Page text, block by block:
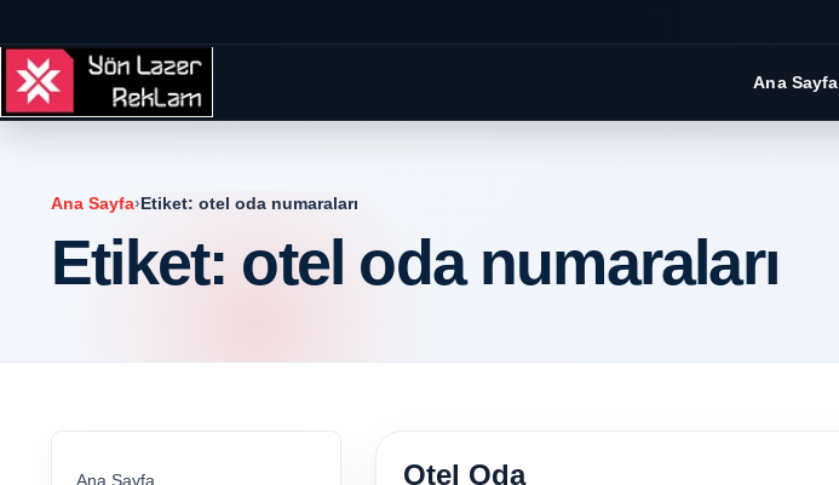
Ana Sayfa
Ana Sayfa›Etiket: otel oda numaraları
Etiket: otel oda numaraları
Ana Sayfa
Otel Oda